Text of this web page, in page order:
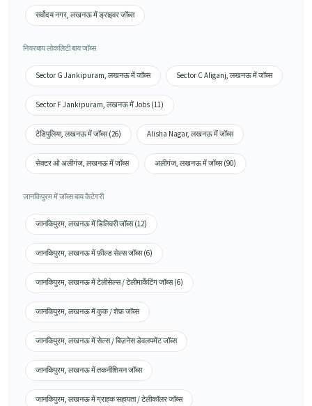
सर्वोदय नगर, लखनऊ में ड्राइवर जॉब्स
नियरबाय लोकलिटी बाय जॉब्स
Sector G Jankipuram, लखनऊ में जॉब्स Sector C Aliganj, लखनऊ में जॉब्स
Sector F Jankipuram, लखनऊ में Jobs (11)
टेडिपुलिया, लखनऊ में जॉब्स (26) Alisha Nagar, लखनऊ में जॉब्स
सेक्टर ओ अलीगंज, लखनऊ में जॉब्स अलीगंज, लखनऊ में जॉब्स (90)
जानकिपुरम में जॉब्स बाय कैटेगरी
जानकिपुरम, लखनऊ में डिलिवरी जॉब्स (12)
जानकिपुरम, लखनऊ में फ़ील्ड सेल्स जॉब्स (6)
जानकिपुरम, लखनऊ में टेलीसेल्स / टेलीमार्केटिंग जॉब्स (6)
जानकिपुरम, लखनऊ में कुक / शेफ़ जॉब्स
जानकिपुरम, लखनऊ में सेल्स / बिज़नेस डेवलपमेंट जॉब्स
जानकिपुरम, लखनऊ में तकनीशियन जॉब्स
जानकिपुरम, लखनऊ में ग्राहक सहायता / टेलीकॉलर जॉब्स